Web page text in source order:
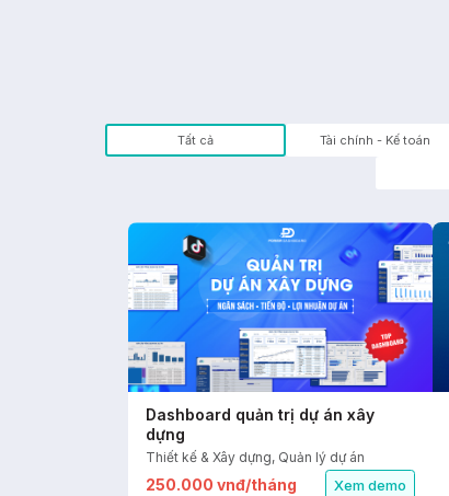
Tất cả Tài chính - Kế toán
Dashboard quản trị dự án xây
dựng
Thiết kế & Xây dựng, Quản lý dự án
250.000 vnđ/tháng Xem demo